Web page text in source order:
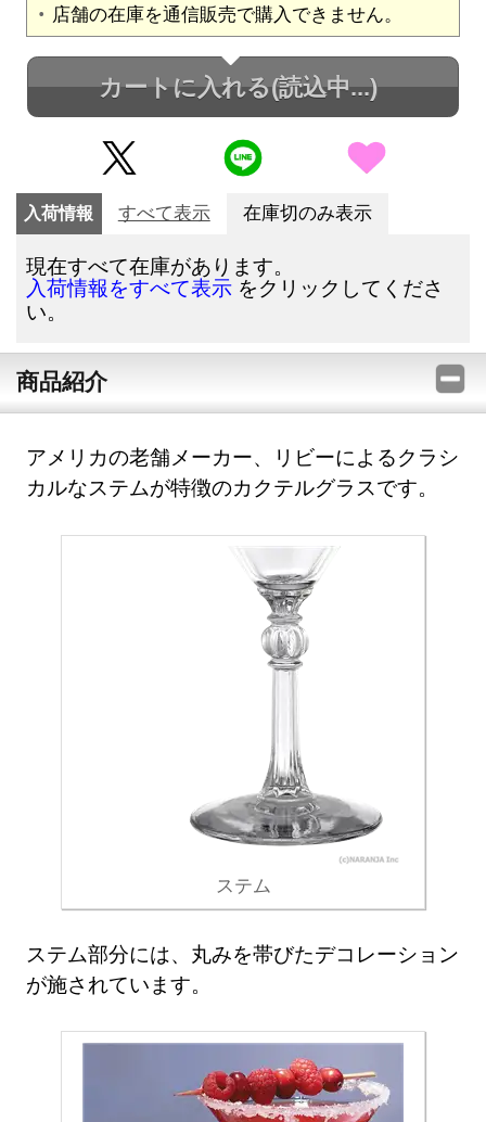
店舗の在庫を通信販売で購入できません。
カートに入れる(読込中...)
入荷情報 すべて表示 在庫切のみ表示
現在すべて在庫があります。
入荷情報をすべて表示 をクリックしてくださ
い。
商品紹介
アメリカの老舗メーカー、リビーによるクラシ
カルなステムが特徴のカクテルグラスです。
ステム
ステム部分には、丸みを帯びたデコレーション
が施されています。